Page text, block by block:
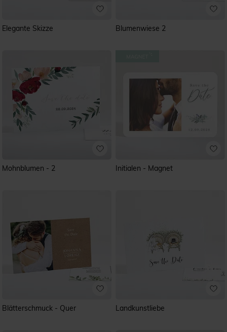
Elegante Skizze Blumenwiese 2
Mohnblumen - 2 Initialen - Magnet
Blätterschmuck - Quer Landkunstliebe